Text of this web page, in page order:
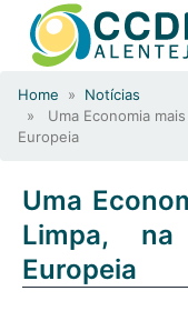
Home » Notícias
» Uma Economia
Europeia
Uma
Limpa,
Europeia